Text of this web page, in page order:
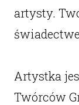
artysty.
Artystka
Twórców